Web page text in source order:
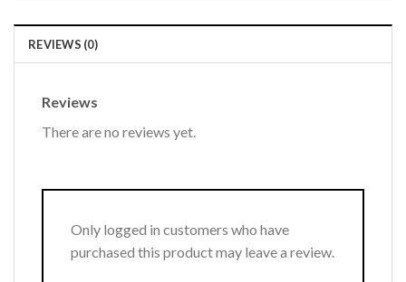
REVIEWS (0)
Reviews
There are no reviews yet.
Only logged in customers who have
purchased this product may leave a review.